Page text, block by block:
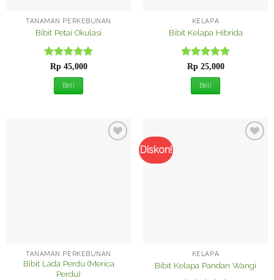
TANAMAN PERKEBUNAN
Bibit Petai Okulasi
Dinilai5
dari 5
Rp45,000
Beli
KELAPA
Bibit Kelapa Hibrida
Dinilai5
dari 5
Rp25,000
Beli
TANAMAN PERKEBUNAN
Bibit Lada Perdu (Merica
Perdu)
Diskon!
KELAPA
Bibit Kelapa Pandan Wangi